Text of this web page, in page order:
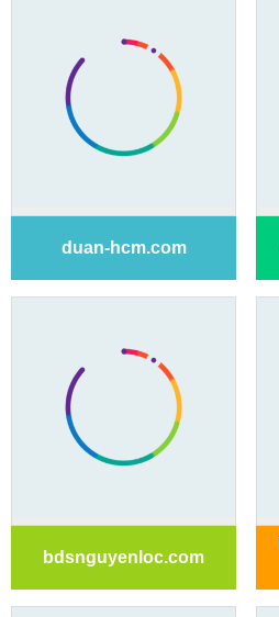
duan-hcm.com
bdsnguyenloc.com